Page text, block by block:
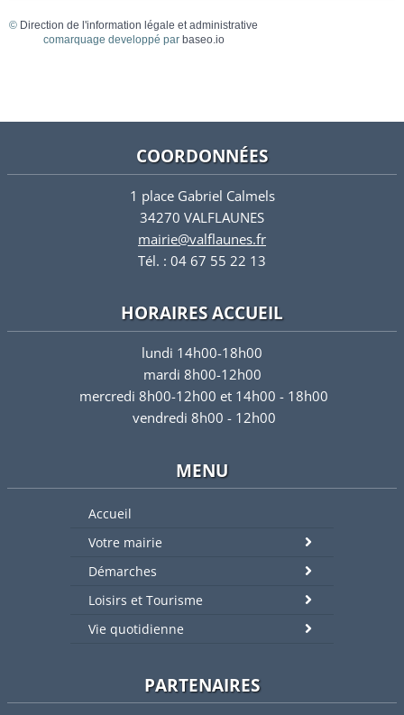
© Direction de l'information légale et administrative
comarquage developpé par baseo.io
COORDONNÉES
1 place Gabriel Calmels
34270 VALFLAUNES
mairie@valflaunes.fr
Tél. : 04 67 55 22 13
HORAIRES ACCUEIL
lundi 14h00-18h00
mardi 8h00-12h00
mercredi 8h00-12h00 et 14h00 - 18h00
vendredi 8h00 - 12h00
MENU
Accueil
Votre mairie
Démarches
Loisirs et Tourisme
Vie quotidienne
PARTENAIRES